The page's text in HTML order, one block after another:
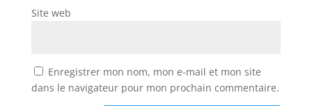
Site web
Enregistrer mon nom, mon e-mail et mon site
dans le navigateur pour mon prochain commentaire.